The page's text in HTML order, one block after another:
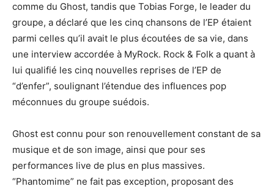
comme du Ghost, tandis que Tobias Forge, le leader du
groupe, a déclaré que les cinq chansons de l’EP étaient
parmi celles qu’il avait le plus écoutées de sa vie, dans
une interview accordée à MyRock. Rock & Folk a quant à
lui qualifié les cinq nouvelles reprises de l’EP de
“d’enfer”, soulignant l’étendue des influences pop
méconnues du groupe suédois.
Ghost est connu pour son renouvellement constant de sa
musique et de son image, ainsi que pour ses
performances live de plus en plus massives.
“Phantomime” ne fait pas exception, proposant des